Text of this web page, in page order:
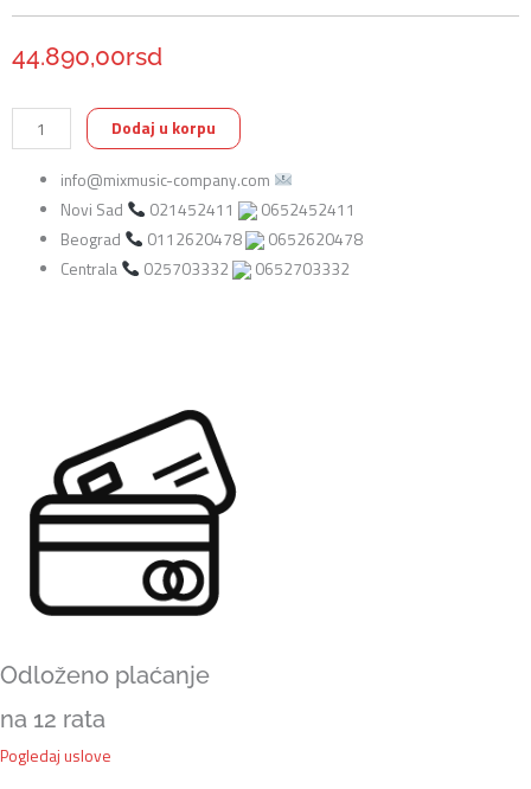
44.890,00rsd
Squier
By
Fender
Affinity
Series™
Stratocaster®
Pickguard,
Sienna
Sunburst
boja
gitara
Dodaj u korpu
info@mixmusic-company.com
Novi Sad
021452411
0652452411
Beograd
0112620478
0652620478
Centrala
025703332 0652703332
Odloženo plaćanje
na 12 rata
Pogledaj uslove